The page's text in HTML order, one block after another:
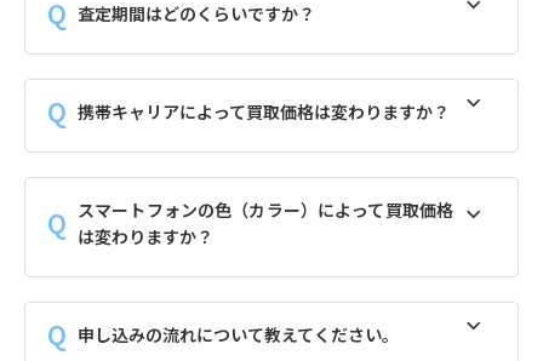
査定期間はどのくらいですか？
携帯キャリアによって買取価格は変わりますか？
スマートフォンの色（カラー）によって買取価格
は変わりますか？
申し込みの流れについて教えてください。